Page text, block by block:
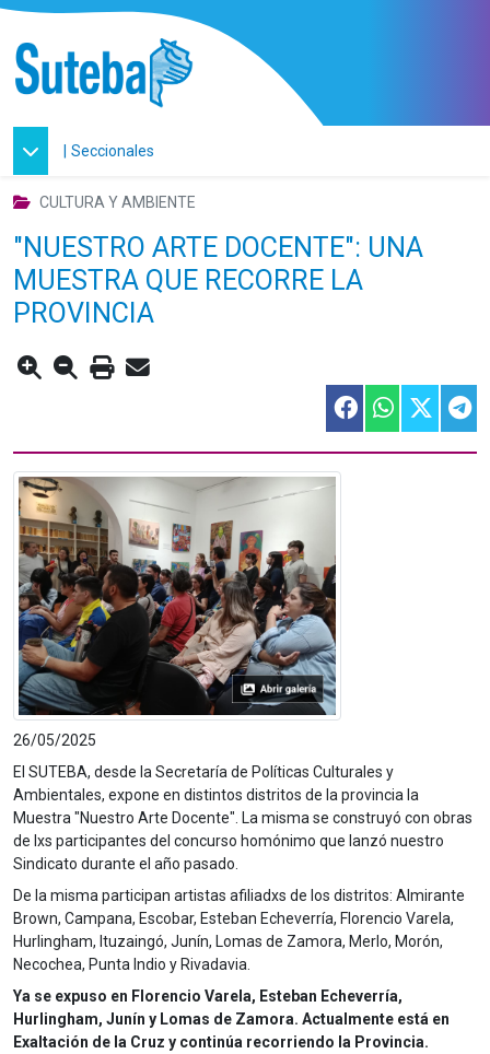
| Seccionales
CULTURA Y AMBIENTE
"NUESTRO ARTE DOCENTE": UNA
MUESTRA QUE RECORRE LA
PROVINCIA
26/05/2025
El SUTEBA, desde la Secretaría de Políticas Culturales y
Ambientales, expone en distintos distritos de la provincia la
Muestra "Nuestro Arte Docente". La misma se construyó con obras
de lxs participantes del concurso homónimo que lanzó nuestro
Sindicato durante el año pasado.
De la misma participan artistas afiliadxs de los distritos: Almirante
Brown, Campana, Escobar, Esteban Echeverría, Florencio Varela,
Hurlingham, Ituzaingó, Junín, Lomas de Zamora, Merlo, Morón,
Necochea, Punta Indio y Rivadavia.
Ya se expuso en Florencio Varela, Esteban Echeverría,
Hurlingham, Junín y Lomas de Zamora. Actualmente está en
Exaltación de la Cruz y continúa recorriendo la Provincia.